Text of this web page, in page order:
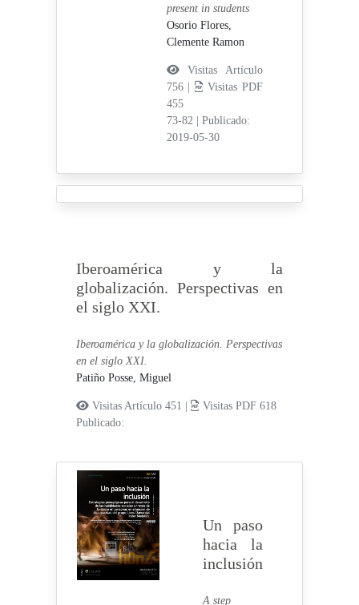
present in students
Osorio Flores,
Clemente Ramon
Visitas Artículo
756 |
Visitas PDF
455
73-82
Publicado:
2019-05-30
Iberoamérica y la
globalización. Perspectivas en
el siglo XXI.
Iberoamérica y la globalización. Perspectivas
en el siglo XXI.
Patiño Posse, Miguel
Visitas Artículo 451 |
Visitas PDF 618
Publicado:
Un paso
hacia la
inclusión
A step